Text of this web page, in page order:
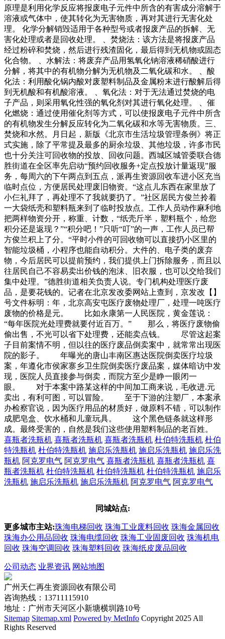
原理是利用化学反应将报废电子元件中所含的有害成分溶解于
溶液或气体中，使其转化为无害物质，再对其进行无害化处
理。 化学分解销毁适用于各种型号或者报废产品的拆解、无
害化处理或者是回收处理。 、焚烧法：该方法是将报废产品
经过粉碎和焚烧，然后进行残渣固化，最后得到无机物或固态
化合物。 、水解法：将废弃产品用氢氧化钠溶液稀硝酸进行
分解，将其中的有机物分解为无机物及二氧化碳和水。 、酸
化法：利用酸化锅内酸对废塑料制品及金属粉末进行酸解后得
到无机酸和有机酸溶液。 、氧化法：对于无法通过焚烧的电
子产品，则采用氧化性强的氧化剂对其进行氧化处理。 、催
化燃烧：通过使用催化剂等方式，可以使报废电子元件中所含
的有机物发生分解反应转化为二氧化碳和水等无害物质。三、
焚烧和水然。月日起，新版《北京市生活垃圾管理条例》将正
式实施，除了平常提及最多的厨余垃圾、其他垃圾，许多市民
也十分关注可回收物的投放、回收问题。西城区城管委联合德
胜街道在全区率先启动“预约回收服务+定点投放计量返现”服
务，每周六的下午两点到五点，派再生资源回收车进小区充当
临时点位，方便居民处理废旧物资。“这点儿东西在家里放了
小仨礼拜了，再处理不了我就要扔了。”社区居民方俊兰拎着
一大袋纸壳和塑料瓶来到了临时投放点。工作人员动作麻利地
把两样物资分开，称重、计数，“纸壳斤半，塑料瓶个，给您
积分还是返现？”“积分吧！”只听“叮”的一声，工作人员已帮
方俊兰积上了分。“平时小件的可回收物可以直接扔小区里的
智能垃圾桶，小程序也能自动积分。大件的、电子类的废弃
物，今后居民可以提前预约，我们提供上门拆除服务，而且以
往居民自己不容易卖出价钱的泡沫、旧衣服，也可以交给我们
集中处理。”德胜街道相关负责人说。专门机构处理医疗废
品，是要花钱的。记者在北京发改委网站上查到，京发改【】
号文件标明：年，北京高安屯医疗废物处理厂，处理一吨医疗
废物的价格是元。 比如永康第一人民医院，黄金莲说：
“每年医院光处理费就要付近百万。” 那么，将医疗废物偷
偷出售，不光可以省下处理费，还能卖点钱。 尽管这起案
子目前案情不明，但以往的医疗废品倒卖案中，就常常出现医
院的影子。 年曝光的唐山丰南区惠达医院倒卖医疗垃圾
案，年遵化市侯家寨乡卫生院倒卖医疗废品案，媒体暗访中发
现，医院人员直接参与倒卖，而院方至少是睁一眼闭一
眼。 对于本案中路某这样的中间加工商来说，毛收进.元
卖出，有利可图，可以冒险。 至于下游的注塑厂，本案承
办检察官说，因为医疗用品的材质好，做原料不错，可以制作
成肥皂盒、饮水桶和儿童玩具。 这个黑色链条就这样形
成。最终受害的，自然是我们这些使用塑料制品的老百姓。
喜瓶者洗瓶机 喜瓶者洗瓶机 喜瓶者洗瓶机 杜伯特洗瓶机 杜伯
特洗瓶机 杜伯特洗瓶机 施启乐洗瓶机 施启乐洗瓶机 施启乐洗
瓶机 阿克罗电气 阿克罗电气 喜瓶者洗瓶机 喜瓶者洗瓶机 喜
瓶者洗瓶机 杜伯特洗瓶机 杜伯特洗瓶机 杜伯特洗瓶机 施启乐
洗瓶机 施启乐洗瓶机 施启乐洗瓶机 阿克罗电气 阿克罗电气
同城站点:
更多城市主站:珠海电梯回收 珠海工业废料回收 珠海金属回收
珠海办公用品回收 珠海电缆回收 珠海工业固废回收 珠海机电
回收 珠海空调回收 珠海塑料回收 珠海纸皮废品回收
公司动态 业界资讯 网站地图
广州天仁再生资源回收有限公司
咨询热线：13711115910
地址：广州市天河区小新塘横圳路10号
Sitemap Sitemap.xml Powered by MetInfo Copyright 2025 All
Rights Reserved